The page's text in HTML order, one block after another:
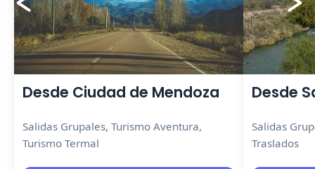
Desde Ciudad de Mendoza
Salidas Grupales, Turismo Aventura,
Turismo Termal
Desde
Salidas
Traslados